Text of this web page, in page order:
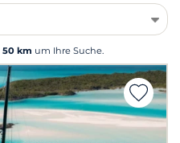
50 km um Ihre Suche.